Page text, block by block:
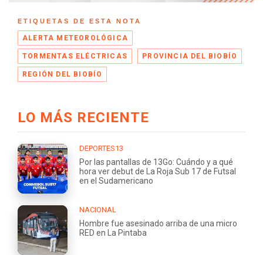
ETIQUETAS DE ESTA NOTA
ALERTA METEOROLÓGICA
TORMENTAS ELÉCTRICAS PROVINCIA DEL BIOBÍO
REGIÓN DEL BIOBÍO
LO MÁS RECIENTE
DEPORTES13
Por las pantallas de 13Go: Cuándo y a qué
hora ver debut de La Roja Sub 17 de Futsal
en el Sudamericano
NACIONAL
Hombre fue asesinado arriba de una micro
RED en La Pintaba